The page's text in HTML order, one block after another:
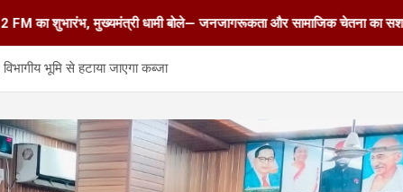
धामी बोले— जनजागरूकता और सामाजिक चेतना का सशक्त माध्यम है रेडियो
भूमि से हटाया जाएगा कब्जा